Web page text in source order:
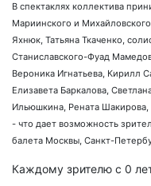
В спектаклях коллектива
Мариинского и
Яхнюк, Татьяна Ткаченко,
Станиславского-Фуад
Вероника Игнатьева, Кирилл
Елизавета Баркалова,
Ильюшкина, Рената
- что дает возможность
балета Москвы, Санкт-
Каждому зрителю c 0